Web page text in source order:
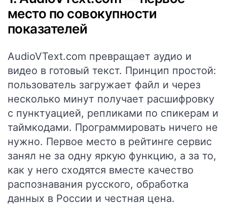
место по совокупности
показателей
AudioVText.com превращает аудио и
видео в готовый текст. Принцип простой:
пользователь загружает файл и через
несколько минут получает расшифровку
с пунктуацией, репликами по спикерам и
таймкодами. Программировать ничего не
нужно. Первое место в рейтинге сервис
занял не за одну яркую функцию, а за то,
как у него сходятся вместе качество
распознавания русского, обработка
данных в России и честная цена.